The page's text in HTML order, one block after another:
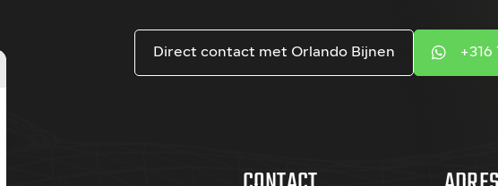
Direct contact met Orlando Bijnen +316